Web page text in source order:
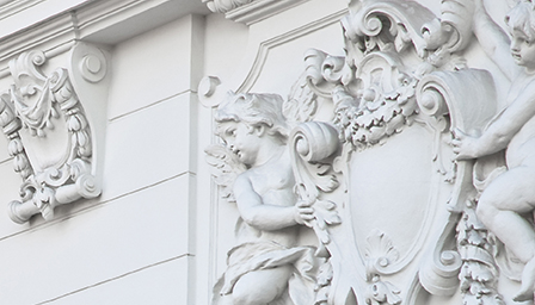
59554c5f-6094-4fb2-ad79-d21b6a6d01cd